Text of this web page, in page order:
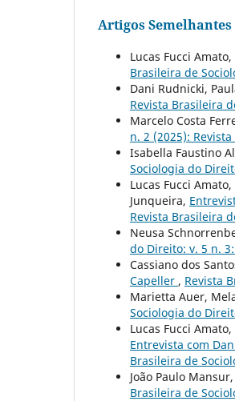
Artigos Semelhantes
Lucas Fucci
Brasileira de
Dani Rudnicki,
Revista Brasileira
Marcelo Costa
n. 2 (2025):
Isabella Faustino
Sociologia do
Lucas Fucci
Junqueira,
Revista Brasileira
Neusa
do Direito: v. 5 n.
Cassiano dos
Capeller , Revista
Marietta Auer,
Sociologia do
Lucas Fucci
Entrevista com
Brasileira de
João Paulo Mansur,
Brasileira de